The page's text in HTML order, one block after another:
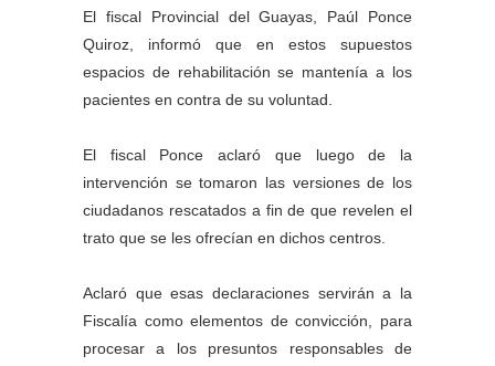
El fiscal Provincial del Guayas, Paúl Ponce
Quiroz, informó que en estos supuestos
espacios de rehabilitación se mantenía a los
pacientes en contra de su voluntad.
El fiscal Ponce aclaró que luego de la
intervención se tomaron las versiones de los
ciudadanos rescatados a fin de que revelen el
trato que se les ofrecían en dichos centros.
Aclaró que esas declaraciones servirán a la
Fiscalía como elementos de convicción, para
procesar a los presuntos responsables de